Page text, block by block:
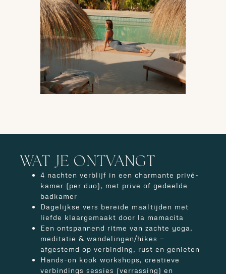
WAT JE ONTVANGT
4 nachten verblijf in een charmante privé-
kamer (per duo), met prive of gedeelde
badkamer
Dagelijkse vers bereide maaltijden met
liefde klaargemaakt door la mamacita
Een ontspannend ritme van zachte yoga,
meditatie & wandelingen/hikes —
afgestemd op verbinding, rust en genieten
Hands-on kook workshops, creatieve
verbindings sessies (verrassing) en